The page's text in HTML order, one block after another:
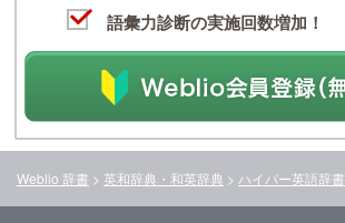
語彙力診断の実施回数増加！
Weblio 辞書 > 英和辞典・和英辞典 > ハイパー英語辞書